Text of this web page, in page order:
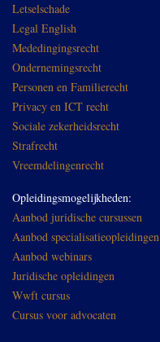
Letselschade
Legal English
Mededingingsrecht
Ondernemingsrecht
Personen en Familierecht
Privacy en ICT recht
Sociale zekerheidsrecht
Strafrecht
Vreemdelingenrecht
Opleidingsmogelijkheden:
Aanbod juridische cursussen
Aanbod specialisatieopleidingen
Aanbod webinars
Juridische opleidingen
Wwft cursus
Cursus voor advocaten